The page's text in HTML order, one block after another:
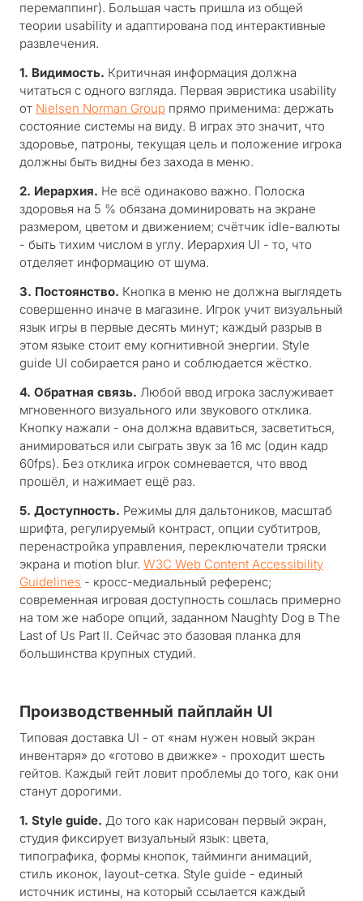
перемаппинг). Большая часть пришла из общей
теории usability и адаптирована под интерактивные
развлечения.
1. Видимость. Критичная информация должна
читаться с одного взгляда. Первая эвристика usability
от Nielsen Norman Group прямо применима: держать
состояние системы на виду. В играх это значит, что
здоровье, патроны, текущая цель и положение игрока
должны быть видны без захода в меню.
2. Иерархия. Не всё одинаково важно. Полоска
здоровья на 5 % обязана доминировать на экране
размером, цветом и движением; счётчик idle-валюты
- быть тихим числом в углу. Иерархия UI - то, что
отделяет информацию от шума.
3. Постоянство. Кнопка в меню не должна выглядеть
совершенно иначе в магазине. Игрок учит визуальный
язык игры в первые десять минут; каждый разрыв в
этом языке стоит ему когнитивной энергии. Style
guide UI собирается рано и соблюдается жёстко.
4. Обратная связь. Любой ввод игрока заслуживает
мгновенного визуального или звукового отклика.
Кнопку нажали - она должна вдавиться, засветиться,
анимироваться или сыграть звук за 16 мс (один кадр
60fps). Без отклика игрок сомневается, что ввод
прошёл, и нажимает ещё раз.
5. Доступность. Режимы для дальтоников, масштаб
шрифта, регулируемый контраст, опции субтитров,
перенастройка управления, переключатели тряски
экрана и motion blur. W3C Web Content Accessibility
Guidelines - кросс-медиальный референс;
современная игровая доступность сошлась примерно
на том же наборе опций, заданном Naughty Dog в The
Last of Us Part II. Сейчас это базовая планка для
большинства крупных студий.
Производственный пайплайн UI
Типовая доставка UI - от «нам нужен новый экран
инвентаря» до «готово в движке» - проходит шесть
гейтов. Каждый гейт ловит проблемы до того, как они
станут дорогими.
1. Style guide. До того как нарисован первый экран,
студия фиксирует визуальный язык: цвета,
типографика, формы кнопок, тайминги анимаций,
стиль иконок, layout-сетка. Style guide - единый
источник истины, на который ссылается каждый